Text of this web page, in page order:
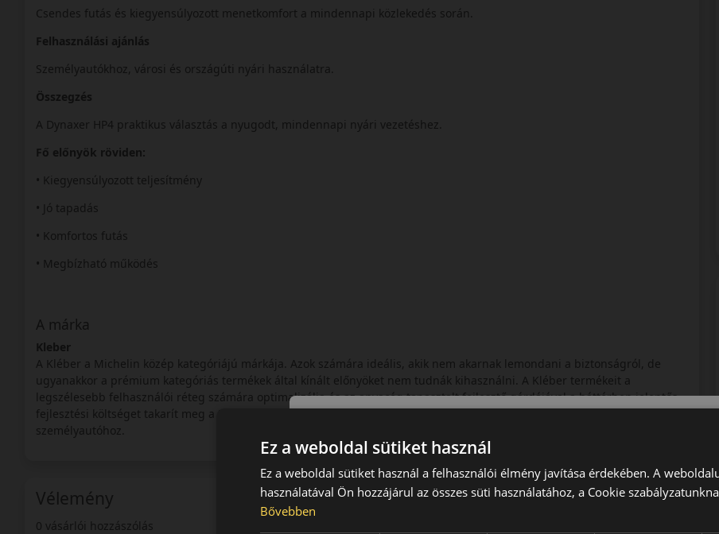
Csendes futás és kiegyensúlyozott menetkomfort a mindennapi közlekedés során.
Felhasználási ajánlás
Személyautókhoz, városi és országúti nyári használatra.
Összegzés
A Dynaxer HP4 praktikus választás a nyugodt, mindennapi nyári vezetéshez.
Fő előnyök röviden:
• Kiegyensúlyozott teljesítmény
• Jó tapadás
• Komfortos futás
• Megbízható működés
A márka
Kleber
A Kléber a Michelin közép kategóriájú márkája. Azok számára ideális, akik nem akarnak lemondani a biztonságról, de
ugyanakkor a prémium kategóriás termékek által kínált előnyöket nem tudnák kihasználni. A Kléber termékeit a
legszélesebb felhasználói réteg számára optimalizálja és az anyacég tapasztalt fejlesztő gárdájával a háttérben jelentős
fejlesztési költséget takarít meg a Kléber így tudja termékeit megfizethető áron kínálni. Remek választás a legtöbb
személyautóhoz.
Vélemény
0 vásárlói hozzászólás
Ez a weboldal sütiket használ
Ez a weboldal sütiket használ a felhasználói élmény javítása érdekében. A
használatával Ön hozzájárul az összes süti használatához, a Cookie
Bővebben